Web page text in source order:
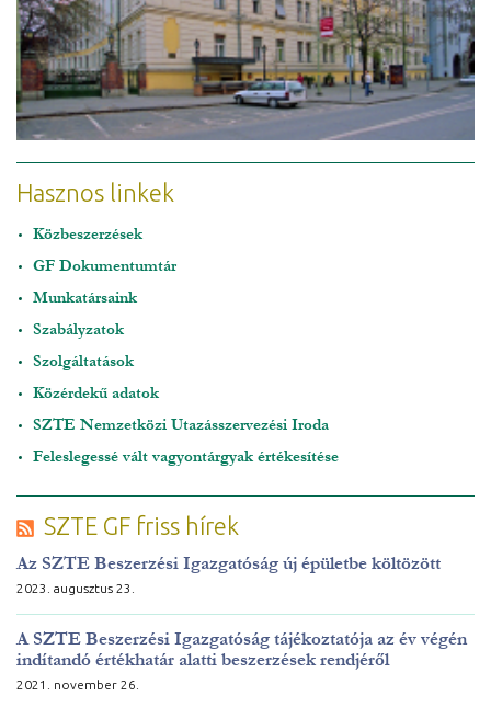
Hasznos linkek
Közbeszerzések
GF Dokumentumtár
Munkatársaink
Szabályzatok
Szolgáltatások
Közérdekű adatok
SZTE Nemzetközi Utazásszervezési Iroda
Feleslegessé vált vagyontárgyak értékesítése
SZTE GF friss hírek
Az SZTE Beszerzési Igazgatóság új épületbe költözött
2023. augusztus 23.
A SZTE Beszerzési Igazgatóság tájékoztatója az év végén
indítandó értékhatár alatti beszerzések rendjéről
2021. november 26.